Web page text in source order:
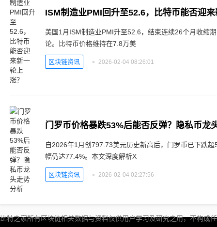
ISM制造业PMI回升至52.6，比特币能否迎
美国1月ISM制造业PMI升至52.6，结束连续26个月收缩
论。比特币价格维持在7.8万美
区块链资讯 2026-02-04 08:26:01
门罗币价格暴跌53%后能否反弹？隐私币龙
自2026年1月创797.73美元历史新高后，门罗币已下跌
幅仍达77.4%。本文深度解析X
区块链资讯 2026-02-04 02:27:56
比特之家所有区块链相关数据与资料仅供用户学习及研究之用，不构成任